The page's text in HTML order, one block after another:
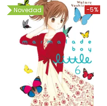
Novedad -5%